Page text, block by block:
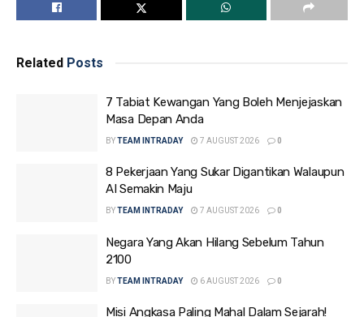
Related Posts
7 Tabiat Kewangan Yang Boleh Menjejaskan
Masa Depan Anda
BYTEAM INTRADAY 7 AUGUST 2026 0
8 Pekerjaan Yang Sukar Digantikan Walaupun
AI Semakin Maju
BYTEAM INTRADAY 7 AUGUST 2026 0
Negara Yang Akan Hilang Sebelum Tahun
2100
BYTEAM INTRADAY 6 AUGUST 2026 0
Misi Angkasa Paling Mahal Dalam Sejarah!